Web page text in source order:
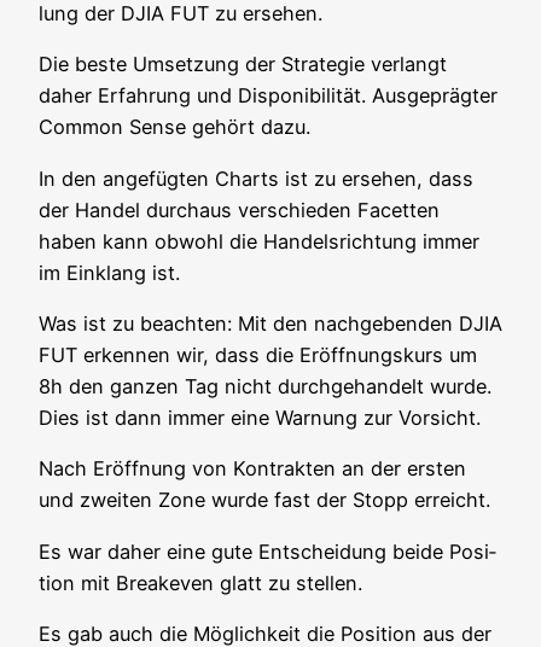
lung der DJIA FUT zu ersehen.
Die bes­te Umset­zung der Stra­te­gie ver­langt
daher Erfah­rung und Dis­po­ni­bi­li­tät. Aus­ge­präg­ter
Com­mon Sen­se gehört dazu.
In den ange­füg­ten Charts ist zu erse­hen, dass
der Han­del durch­aus ver­schie­den Facet­ten
haben kann obwohl die Han­dels­rich­tung immer
im Ein­klang ist.
Was ist zu beach­ten: Mit den nach­ge­ben­den DJIA
FUT erken­nen wir, dass die Eröff­nungs­kurs um
8h den gan­zen Tag nicht durch­ge­han­delt wur­de.
Dies ist dann immer eine War­nung zur Vorsicht.
Nach Eröff­nung von Kon­trak­ten an der ers­ten
und zwei­ten Zone wur­de fast der Stopp erreicht.
Es war daher eine gute Ent­schei­dung bei­de Posi­
ti­on mit Brea­k­e­ven glatt zu stellen.
Es gab auch die Mög­lich­keit die Posi­ti­on aus der